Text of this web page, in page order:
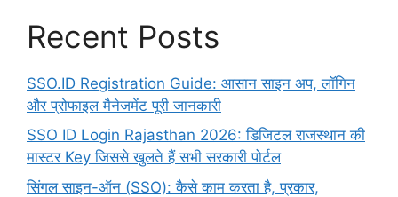
Recent Posts
SSO.ID Registration Guide: आसान साइन अप, लॉगिन
और प्रोफाइल मैनेजमेंट पूरी जानकारी
SSO ID Login Rajasthan 2026: डिजिटल राजस्थान की
मास्टर Key जिससे खुलते हैं सभी सरकारी पोर्टल
सिंगल साइन-ऑन (SSO): कैसे काम करता है, प्रकार,